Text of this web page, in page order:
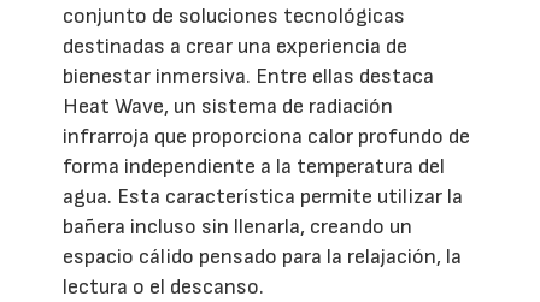
conjunto de soluciones tecnológicas
destinadas a crear una experiencia de
bienestar inmersiva. Entre ellas destaca
Heat Wave, un sistema de radiación
infrarroja que proporciona calor profundo de
forma independiente a la temperatura del
agua. Esta característica permite utilizar la
bañera incluso sin llenarla, creando un
espacio cálido pensado para la relajación, la
lectura o el descanso.